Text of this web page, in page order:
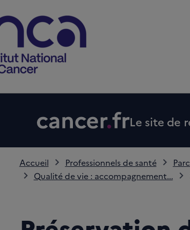
Le site de
Accueil Professionnels de santé
Qualité de vie : accompagnement...